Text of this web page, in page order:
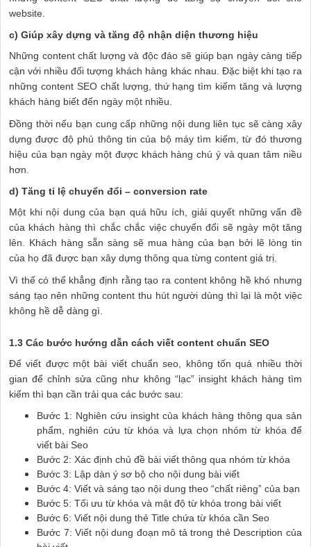
website.
c) Giúp xây dựng và tăng độ nhận diện thương hiệu
Những content chất lượng và độc đáo sẽ giúp bạn ngày càng tiếp
cận với nhiều đối tượng khách hàng khác nhau. Đặc biệt khi tạo ra
những content SEO chất lượng, thứ hạng tìm kiếm tăng và lượng
khách hàng biết đến ngày một nhiều.
Đồng thời nếu bạn cung cấp những nội dung liên tục sẽ càng xây
dựng được độ phủ thông tin của bộ máy tìm kiếm, từ đó thương
hiệu của bạn ngày một được khách hàng chú ý và quan tâm niều
hơn.
d) Tăng tỉ lệ chuyển đổi – conversion rate
Một khi nội dung của bạn quá hữu ích, giải quyết những vấn đề
của khách hàng thì chắc chắc việc chuyển đổi sẽ ngày một tăng
lên. Khách hàng sẵn sàng sẽ mua hàng của bạn bởi lẽ lòng tin
của họ đã được bạn xây dựng thông qua từng content giá trị.
Vì thế có thể khẳng định rằng tạo ra content không hề khó nhưng
sáng tạo nên những content thu hút người dùng thì lại là một việc
không hề dễ dàng gì.
1.3 Các bước hướng dẫn cách viết content chuẩn SEO
Để viết được một bài viết chuẩn seo, không tốn quá nhiều thời
gian để chỉnh sửa cũng như không “lạc” insight khách hàng tìm
kiếm thì bạn cần trải qua các bước sau:
Bước 1: Nghiên cứu insight của khách hàng thông qua sản
phẩm, nghiên cứu từ khóa và lựa chọn nhóm từ khóa để
viết bài Seo
Bước 2: Xác định chủ đề bài viết thông qua nhóm từ khóa
Bước 3: Lập dàn ý sơ bộ cho nội dung bài viết
Bước 4: Viết và sáng tạo nội dung theo “chất riêng” của bạn
Bước 5: Tối ưu từ khóa và mật độ từ khóa trong bài viết
Bước 6: Viết nội dung thẻ Title chứa từ khóa cần Seo
Bước 7: Viết nội dung đoạn mô tả trong thẻ Description của